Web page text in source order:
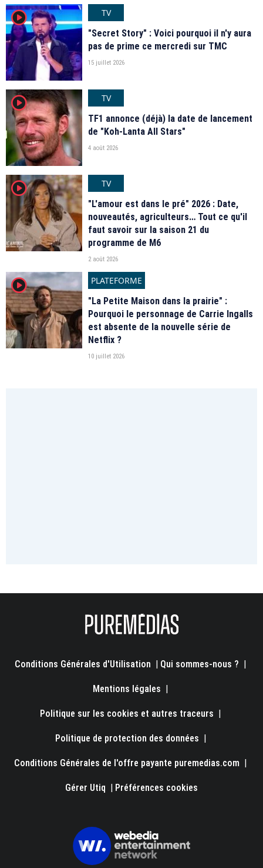
player2
TV
"Secret Story" : Voici pourquoi il n'y aura
pas de prime ce mercredi sur TMC
15 juillet 2026
player2
TV
TF1 annonce (déjà) la date de lancement
de "Koh-Lanta All Stars"
4 août 2026
player2
TV
"L'amour est dans le pré" 2026 : Date,
nouveautés, agriculteurs… Tout ce qu'il
faut savoir sur la saison 21 du
programme de M6
2 août 2026
player2
PLATEFORME
"La Petite Maison dans la prairie" :
Pourquoi le personnage de Carrie Ingalls
est absente de la nouvelle série de
Netflix ?
10 juillet 2026
Conditions Générales d'Utilisation | Qui sommes-nous ? |
Mentions légales |
Politique sur les cookies et autres traceurs |
Politique de protection des données |
Conditions Générales de l'offre payante puremedias.com |
Gérer Utiq | Préférences cookies